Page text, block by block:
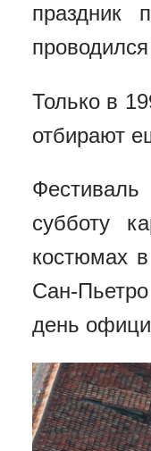
праздник
Только в
отбирают
субботу
костюмах
Сан-
день